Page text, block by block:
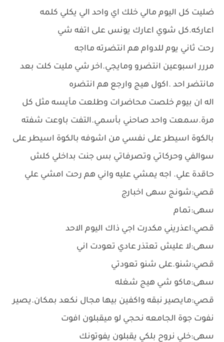
ضليت كل اليوم مالي خلك اي واحد الي يكلي كلمه
اعاركه.كل شوي اعارك يونس على اتفه شي
رحت ثاني يوم للدوام هم انتضرته مااجه
مررر اسبوعين انتضرو ومايجي.اخر شي مليت كلت بعد
مانتضر احد .اكول هيج وارجع هم انتضره
اله ان بيوم خلصت محاضرات وطلعت مأيسه مثل كل
مرة.سمعت واحد صاحني بأسمي.التفت باوعت شفته
بالكوة اسيطر على نفسي من اشوفه بالكوة اسيطر على
سوالفي وحركاتي وتصرفاتي بس جنت بداخلي كلش
حاقدة علي. اجه يمشي عليه واني هم رحت امشي علي
قصي:شونج سهى اخبارج
سهى:تمام
قصي:اعذريني مكدرت اجي ذاك اليوم الاحد
سهى:لا عليش تعتذر عادي تعودت اني
قصي:شنو.على شنو تعودتي
سهى:ماكو شي هيج شغله
قصي:مايصير نبقه واكفين بيها مجال نكعد بمكان.يصير
نفوت جوة الجامعه نحجي لو ميقبلون افوت
سهى:خلي نروح بلكي يقبلون يفوتونك